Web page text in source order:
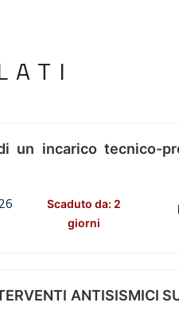
un incarico tecnico-
Scaduto da: 2
giorni
ANTISISMICI